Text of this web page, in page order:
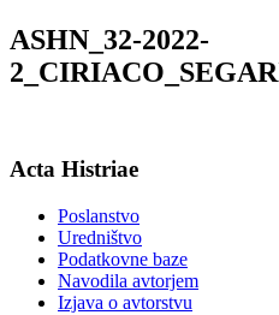
ASHN_32-2022-
Acta Histriae
Poslanstvo
Uredništvo
Podatkovne baze
Navodila avtorjem
Izjava o avtorstvu